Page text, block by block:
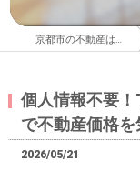
京都市の不動産はイエストア株式会社
個人情報不要！
で不動産価格
2026/05/21